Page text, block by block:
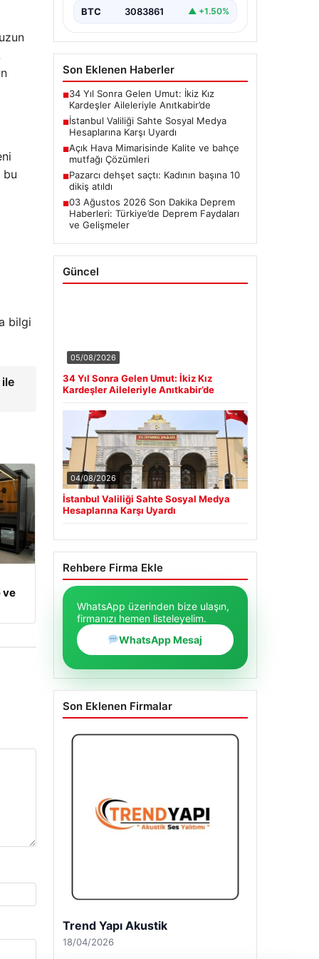
bu
bilgi
ile
ve
BTC 3083861 ▲ +1.50%
Son Eklenen Haberler
■34 Yıl Sonra Gelen Umut: İkiz Kız
Kardeşler Aileleriyle Anıtkabir’de
■İstanbul Valiliği Sahte Sosyal Medya
Hesaplarına Karşı Uyardı
■Açık Hava Mimarisinde Kalite ve bahçe
mutfağı Çözümleri
■Pazarcı dehşet saçtı: Kadının başına 10
dikiş atıldı
■03 Ağustos 2026 Son Dakika Deprem
Haberleri: Türkiye’de Deprem Faydaları
ve Gelişmeler
Güncel
05/08/2026
34 Yıl Sonra Gelen Umut: İkiz Kız
Kardeşler Aileleriyle Anıtkabir’de
04/08/2026
İstanbul Valiliği Sahte Sosyal Medya
Hesaplarına Karşı Uyardı
Rehbere Firma Ekle
WhatsApp üzerinden bize ulaşın,
firmanızı hemen listeleyelim.
WhatsApp Mesaj
Son Eklenen Firmalar
Trend Yapı Akustik
18/04/2026